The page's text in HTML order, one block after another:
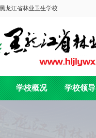
龙江省林业卫生学校
学校概况 学校领导